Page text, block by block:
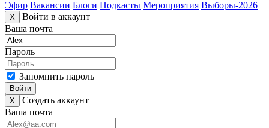
Эфир Вакансии Блоги Подкасты Мероприятия Выборы-2026
X
Войти в аккаунт
Ваша почта
Пароль
Запомнить пароль
Войти
X
Создать аккаунт
Ваша почта